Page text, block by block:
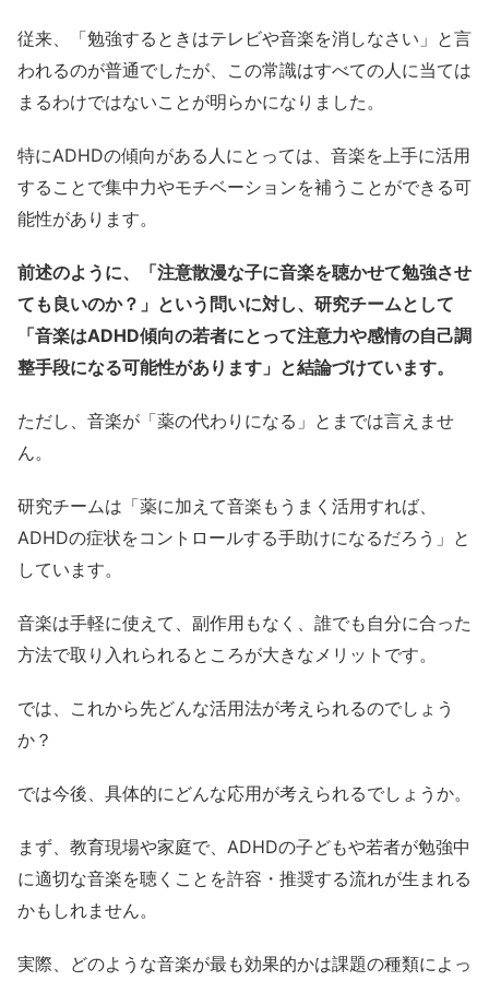
従来、「勉強するときはテレビや音楽を消しなさい」と言
われるのが普通でしたが、この常識はすべての人に当ては
まるわけではないことが明らかになりました。
特にADHDの傾向がある人にとっては、音楽を上手に活用
することで集中力やモチベーションを補うことができる可
能性があります。
前述のように、「注意散漫な子に音楽を聴かせて勉強させ
ても良いのか？」という問いに対し、研究チームとして
「音楽はADHD傾向の若者にとって注意力や感情の自己調
整手段になる可能性があります」と結論づけています。
ただし、音楽が「薬の代わりになる」とまでは言えませ
ん。
研究チームは「薬に加えて音楽もうまく活用すれば、
ADHDの症状をコントロールする手助けになるだろう」と
しています。
音楽は手軽に使えて、副作用もなく、誰でも自分に合った
方法で取り入れられるところが大きなメリットです。
では、これから先どんな活用法が考えられるのでしょう
か？
では今後、具体的にどんな応用が考えられるでしょうか。
まず、教育現場や家庭で、ADHDの子どもや若者が勉強中
に適切な音楽を聴くことを許容・推奨する流れが生まれる
かもしれません。
実際、どのような音楽が最も効果的かは課題の種類によっ